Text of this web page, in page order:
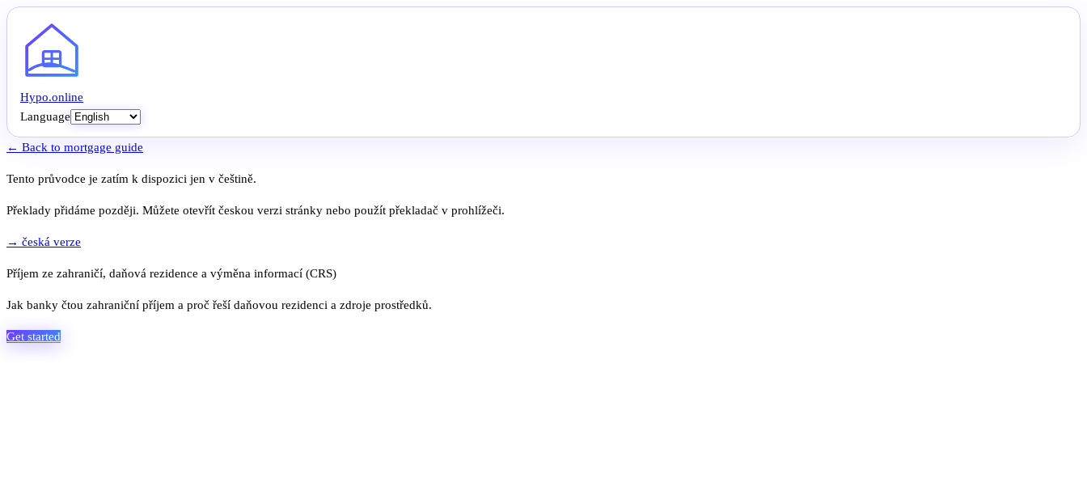
Hypo.online
Language
← Back to mortgage guide
Tento průvodce je zatím k dispozici jen v češtině.
Překlady přidáme později. Můžete otevřít českou verzi stránky nebo použít překladač v prohlížeči.
→ česká verze
Příjem ze zahraničí, daňová rezidence a výměna informací (CRS)
Jak banky čtou zahraniční příjem a proč řeší daňovou rezidenci a zdroje prostředků.
Get started